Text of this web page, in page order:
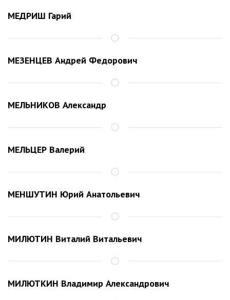
МЕДРИШ Гарий
МЕЗЕНЦЕВ Андрей Федорович
МЕЛЬНИКОВ Александр
МЕЛЬЦЕР Валерий
МЕНШУТИН Юрий Анатольевич
МИЛЮТИН Виталий Витальевич
МИЛЮТКИН Владимир Александрович